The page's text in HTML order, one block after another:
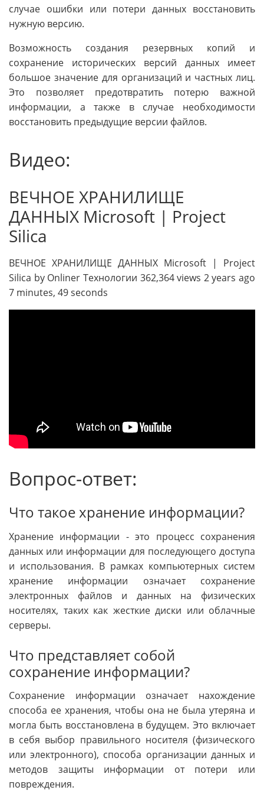
случае ошибки или потери данных восстановить
нужную версию.
Возможность создания резервных копий и
сохранение исторических версий данных имеет
большое значение для организаций и частных лиц.
Это позволяет предотвратить потерю важной
информации, а также в случае необходимости
восстановить предыдущие версии файлов.
Видео:
ВЕЧНОЕ ХРАНИЛИЩЕ
ДАННЫХ Microsoft | Project
Silica
ВЕЧНОЕ ХРАНИЛИЩЕ ДАННЫХ Microsoft | Project
Silica by Onliner Технологии 362,364 views 2 years ago
7 minutes, 49 seconds
Вопрос-ответ:
Что такое хранение информации?
Хранение информации - это процесс сохранения
данных или информации для последующего доступа
и использования. В рамках компьютерных систем
хранение информации означает сохранение
электронных файлов и данных на физических
носителях, таких как жесткие диски или облачные
серверы.
Что представляет собой
сохранение информации?
Сохранение информации означает нахождение
способа ее хранения, чтобы она не была утеряна и
могла быть восстановлена в будущем. Это включает
в себя выбор правильного носителя (физического
или электронного), способа организации данных и
методов защиты информации от потери или
повреждения.